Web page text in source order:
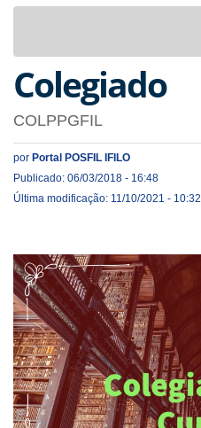
Colegiado
COLPPGFIL
por Portal POSFIL IFILO
Publicado: 06/03/2018 - 16:48
Última modificação: 11/10/2021 - 10:32